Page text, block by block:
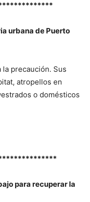
urbana de Puerto
precaución. Sus
atropellos en
o domésticos
para recuperar la